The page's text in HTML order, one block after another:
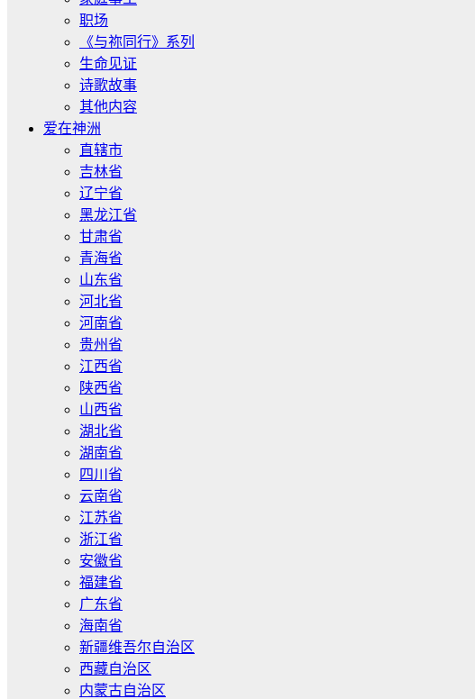
职场
《与祢同行》系列
生命见证
诗歌故事
其他内容
爱在神洲
直辖市
吉林省
辽宁省
黑龙江省
甘肃省
青海省
山东省
河北省
河南省
贵州省
江西省
陕西省
山西省
湖北省
湖南省
四川省
云南省
江苏省
浙江省
安徽省
福建省
广东省
海南省
新疆维吾尔自治区
西藏自治区
内蒙古自治区